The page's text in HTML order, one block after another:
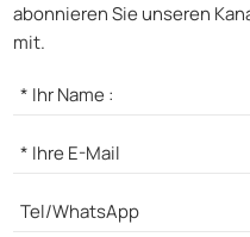
abonnieren Sie unseren
mit.